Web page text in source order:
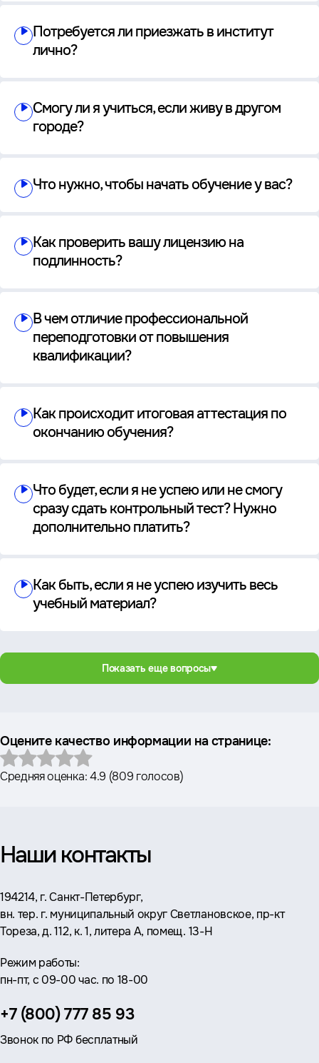
Потребуется ли приезжать в институт
лично?
Смогу ли я учиться, если живу в другом
городе?
Что нужно, чтобы начать обучение у вас?
Как проверить вашу лицензию на
подлинность?
В чем отличие профессиональной
переподготовки от повышения
квалификации?
Как происходит итоговая аттестация по
окончанию обучения?
Что будет, если я не успею или не смогу
сразу сдать контрольный тест? Нужно
дополнительно платить?
Как быть, если я не успею изучить весь
учебный материал?
Показать еще вопросы
Оцените качество информации на странице:
Средняя оценка:4.9 (809 голосов)
Наши контакты
Адрес:
194214, г. Санкт-Петербург,
вн. тер. г. муниципальный округ Светлановское, пр-кт
Тореза, д. 112, к. 1, литера А, помещ. 13-Н
Режим работы:
пн-пт, с 09-00 час. по 18-00
Телефон:
+7 (800) 777 85 93
Звонок по РФ бесплатный